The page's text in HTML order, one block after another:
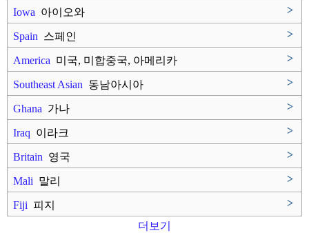
Iowa 아이오와 >
Spain 스페인 >
America 미국, 미합중국, 아메리카 >
Southeast Asian 동남아시아 >
Ghana 가나 >
Iraq 이라크 >
Britain 영국 >
Mali 말리 >
Fiji 피지
>
더보기